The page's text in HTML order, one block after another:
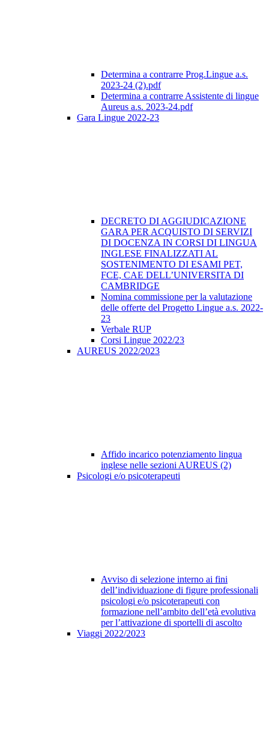
Determina a contrarre Prog.Lingue a.s.
2023-24 (2).pdf
Determina a contrarre Assistente di lingue
Aureus a.s. 2023-24.pdf
Gara Lingue 2022-23
DECRETO DI AGGIUDICAZIONE
GARA PER ACQUISTO DI SERVIZI
DI DOCENZA IN CORSI DI LINGUA
INGLESE FINALIZZATI AL
SOSTENIMENTO DI ESAMI PET,
FCE, CAE DELL’UNIVERSITA DI
CAMBRIDGE
Nomina commissione per la valutazione
delle offerte del Progetto Lingue a.s. 2022-
23
Verbale RUP
Corsi Lingue 2022/23
AUREUS 2022/2023
Affido incarico potenziamento lingua
inglese nelle sezioni AUREUS (2)
Psicologi e/o psicoterapeuti
Avviso di selezione interno ai fini
dell’individuazione di figure professionali
psicologi e/o psicoterapeuti con
formazione nell’ambito dell’età evolutiva
per l’attivazione di sportelli di ascolto
Viaggi 2022/2023